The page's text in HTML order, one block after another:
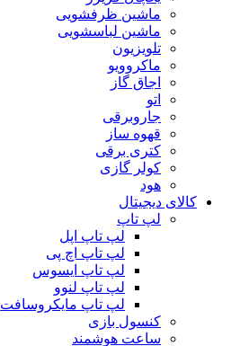
ماشین ظرفشویی
ماشین لباسشویی
تلویزیون
ماکروویو
اجاق گاز
اتو
جاروبرقی
قهوه ساز
کتری برقی
کولر گازی
هود
کالای دیجیتال
لپ تاپ
لپ تاپ اپل
لپ تاپ اچ پی
لپ تاپ ایسوس
لپ تاپ لنوو
لپ تاپ مایکروسافت
کنسول بازی
ساعت هوشمند